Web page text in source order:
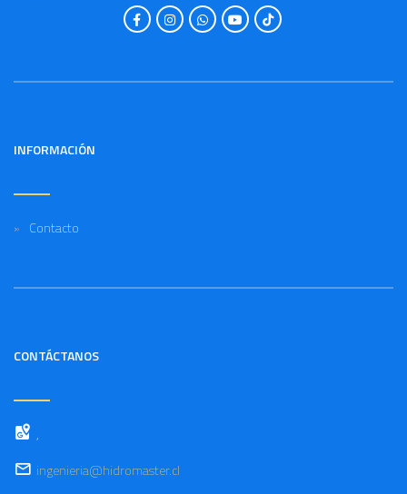
INFORMACIÓN
Contacto
CONTÁCTANOS
,
ingenieria@hidromaster.cl